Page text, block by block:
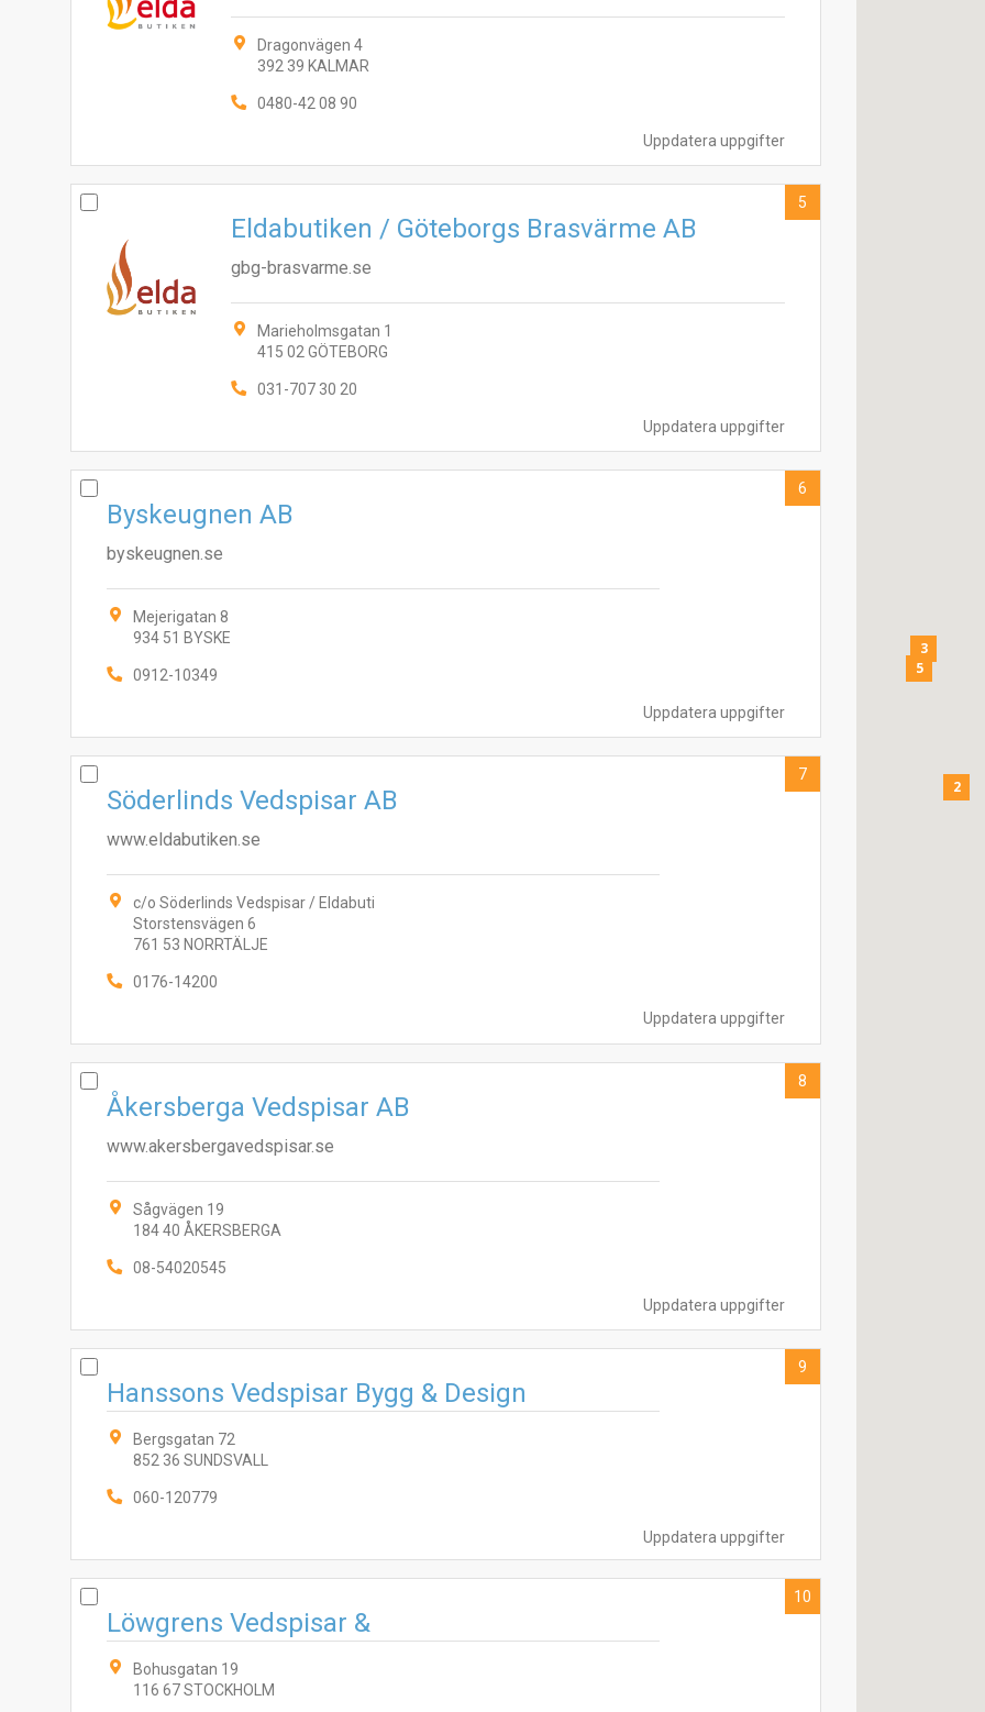
Uppdatera uppgifter
Dragonvägen 4
392 39 KALMAR
0480-42 08 90
Uppdatera uppgifter
Eldabutiken / Göteborgs Brasvärme AB
gbg-brasvarme.se
Marieholmsgatan 1
415 02 GÖTEBORG
031-707 30 20
5
Uppdatera uppgifter
Byskeugnen AB
byskeugnen.se
Mejerigatan 8
934 51 BYSKE
0912-10349
6
Uppdatera uppgifter
Söderlinds Vedspisar AB
www.eldabutiken.se
c/o Söderlinds Vedspisar / Eldabuti
Storstensvägen 6
761 53 NORRTÄLJE
0176-14200
7
Uppdatera uppgifter
Åkersberga Vedspisar AB
www.akersbergavedspisar.se
Sågvägen 19
184 40 ÅKERSBERGA
08-54020545
8
Uppdatera uppgifter
Hanssons Vedspisar Bygg & Design
Bergsgatan 72
852 36 SUNDSVALL
060-120779
9
Löwgrens Vedspisar &
Bohusgatan 19
116 67 STOCKHOLM
10
2
3
5